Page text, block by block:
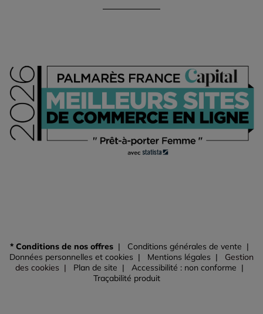
* Conditions de nos offres
Conditions générales de vente
Données personnelles et cookies
Mentions légales
Gestion
des cookies
Plan de site
Accessibilité : non conforme
Traçabilité produit